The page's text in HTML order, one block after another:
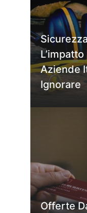
Aziende
Ignorare
Offerte